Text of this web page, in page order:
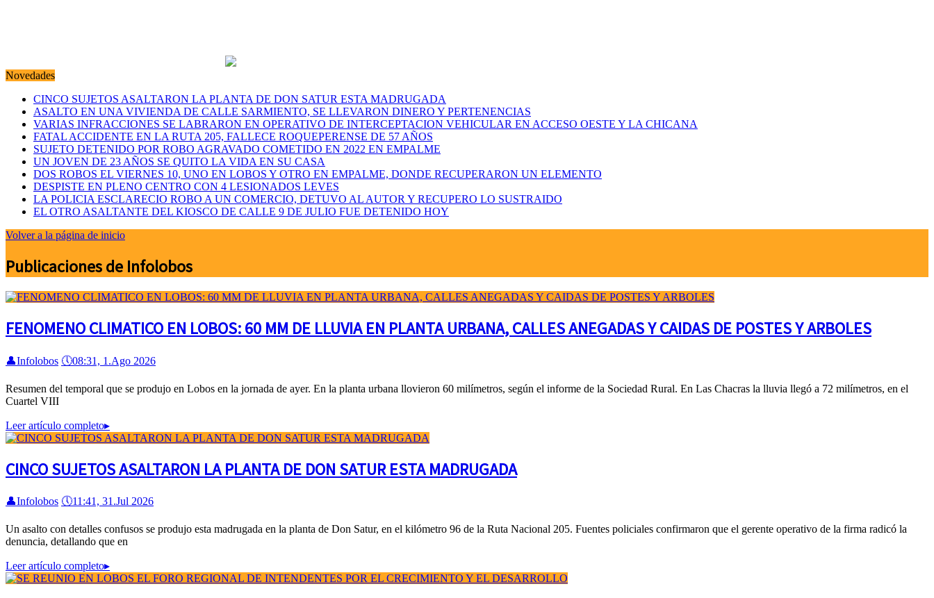
Novedades
CINCO SUJETOS ASALTARON LA PLANTA DE DON SATUR ESTA MADRUGADA
ASALTO EN UNA VIVIENDA DE CALLE SARMIENTO, SE LLEVARON DINERO Y PERTENENCIAS
VARIAS INFRACCIONES SE LABRARON EN OPERATIVO DE INTERCEPTACION VEHICULAR EN ACCESO OESTE Y LA CHICANA
FATAL ACCIDENTE EN LA RUTA 205, FALLECE ROQUEPERENSE DE 57 AÑOS
SUJETO DETENIDO POR ROBO AGRAVADO COMETIDO EN 2022 EN EMPALME
UN JOVEN DE 23 AÑOS SE QUITO LA VIDA EN SU CASA
DOS ROBOS EL VIERNES 10, UNO EN LOBOS Y OTRO EN EMPALME, DONDE RECUPERARON UN ELEMENTO
DESPISTE EN PLENO CENTRO CON 4 LESIONADOS LEVES
LA POLICIA ESCLARECIO ROBO A UN COMERCIO, DETUVO AL AUTOR Y RECUPERO LO SUSTRAIDO
EL OTRO ASALTANTE DEL KIOSCO DE CALLE 9 DE JULIO FUE DETENIDO HOY
Volver a la página de inicio
Publicaciones de Infolobos
FENOMENO CLIMATICO EN LOBOS: 60 MM DE LLUVIA EN PLANTA URBANA, CALLES ANEGADAS Y CAIDAS DE POSTES Y ARBOLES
👤Infolobos 🕔08:31, 1.Ago 2026
Resumen del temporal que se produjo en Lobos en la jornada de ayer. En la planta urbana llovieron 60 milímetros, según el informe de la Sociedad Rural. En Las Chacras la lluvia llegó a 72 milímetros, en el
Cuartel VIII
Leer artículo completo▸
CINCO SUJETOS ASALTARON LA PLANTA DE DON SATUR ESTA MADRUGADA
👤Infolobos 🕔11:41, 31.Jul 2026
Un asalto con detalles confusos se produjo esta madrugada en la planta de Don Satur, en el kilómetro 96 de la Ruta Nacional 205. Fuentes policiales confirmaron que el gerente operativo de la firma radicó la
denuncia, detallando que en
Leer artículo completo▸